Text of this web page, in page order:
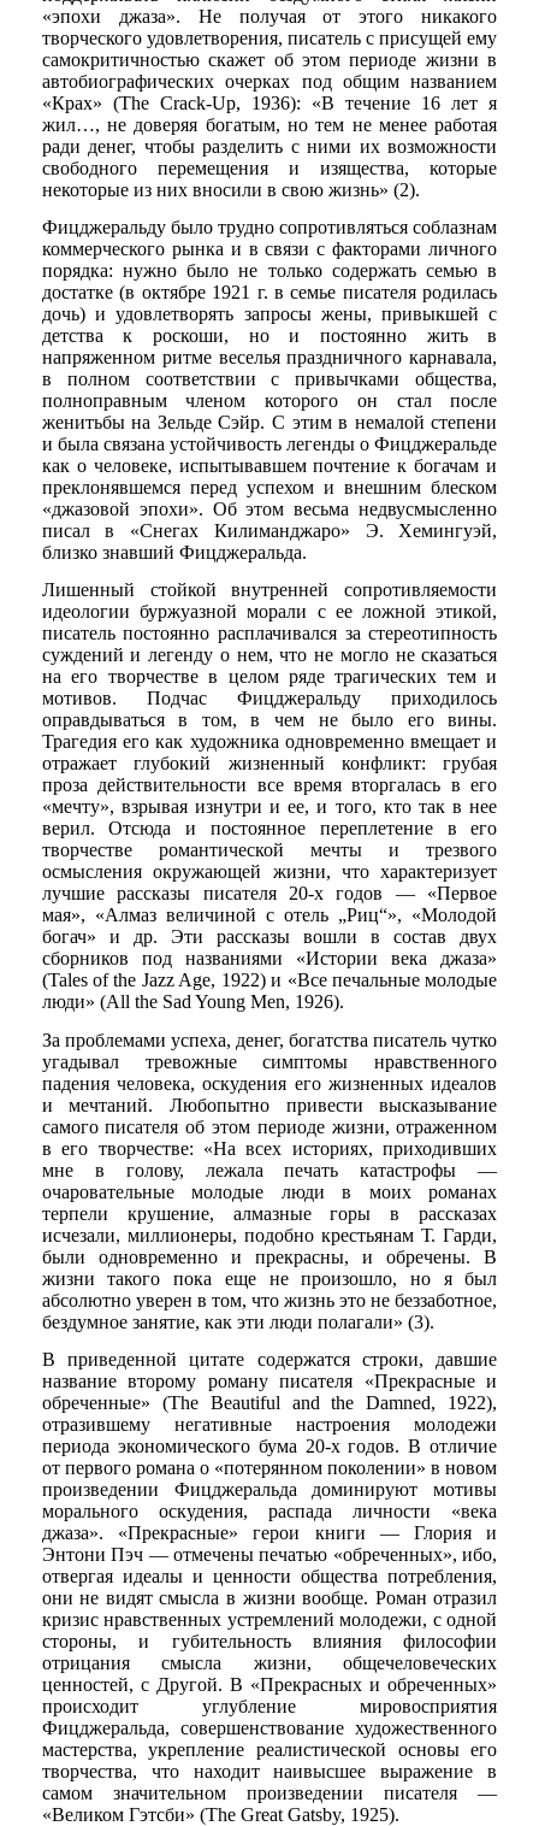
«эпохи джаза». Не получая от этого никакого
творческого удовлетворения, писатель с присущей ему
самокритичностью скажет об этом периоде жизни в
автобиографических очерках под общим названием
«Крах» (The Crack-Up, 1936): «В течение 16 лет я
жил…, не доверяя богатым, но тем не менее работая
ради денег, чтобы разделить с ними их возможности
свободного перемещения и изящества, которые
некоторые из них вносили в свою жизнь» (2).
Фицджеральду было трудно сопротивляться соблазнам
коммерческого рынка и в связи с факторами личного
порядка: нужно было не только содержать семью в
достатке (в октябре 1921 г. в семье писателя родилась
дочь) и удовлетворять запросы жены, привыкшей с
детства к роскоши, но и постоянно жить в
напряженном ритме веселья праздничного карнавала,
в полном соответствии с привычками общества,
полноправным членом которого он стал после
женитьбы на Зельде Сэйр. С этим в немалой степени
и была связана устойчивость легенды о Фицджеральде
как о человеке, испытывавшем почтение к богачам и
преклонявшемся перед успехом и внешним блеском
«джазовой эпохи». Об этом весьма недвусмысленно
писал в «Снегах Килиманджаро» Э. Хемингуэй,
близко знавший Фицджеральда.
Лишенный стойкой внутренней сопротивляемости
идеологии буржуазной морали с ее ложной этикой,
писатель постоянно расплачивался за стереотипность
суждений и легенду о нем, что не могло не сказаться
на его творчестве в целом ряде трагических тем и
мотивов. Подчас Фицджеральду приходилось
оправдываться в том, в чем не было его вины.
Трагедия его как художника одновременно вмещает и
отражает глубокий жизненный конфликт: грубая
проза действительности все время вторгалась в его
«мечту», взрывая изнутри и ее, и того, кто так в нее
верил. Отсюда и постоянное переплетение в его
творчестве романтической мечты и трезвого
осмысления окружающей жизни, что характеризует
лучшие рассказы писателя 20-х годов — «Первое
мая», «Алмаз величиной с отель „Риц“», «Молодой
богач» и др. Эти рассказы вошли в состав двух
сборников под названиями «Истории века джаза»
(Tales of the Jazz Age, 1922) и «Все печальные молодые
люди» (All the Sad Young Men, 1926).
За проблемами успеха, денег, богатства писатель чутко
угадывал тревожные симптомы нравственного
падения человека, оскудения его жизненных идеалов
и мечтаний. Любопытно привести высказывание
самого писателя об этом периоде жизни, отраженном
в его творчестве: «На всех историях, приходивших
мне в голову, лежала печать катастрофы —
очаровательные молодые люди в моих романах
терпели крушение, алмазные горы в рассказах
исчезали, миллионеры, подобно крестьянам Т. Гарди,
были одновременно и прекрасны, и обречены. В
жизни такого пока еще не произошло, но я был
абсолютно уверен в том, что жизнь это не беззаботное,
бездумное занятие, как эти люди полагали» (3).
В приведенной цитате содержатся строки, давшие
название второму роману писателя «Прекрасные и
обреченные» (The Beautiful and the Damned, 1922),
отразившему негативные настроения молодежи
периода экономического бума 20-х годов. В отличие
от первого романа о «потерянном поколении» в новом
произведении Фицджеральда доминируют мотивы
морального оскудения, распада личности «века
джаза». «Прекрасные» герои книги — Глория и
Энтони Пэч — отмечены печатью «обреченных», ибо,
отвергая идеалы и ценности общества потребления,
они не видят смысла в жизни вообще. Роман отразил
кризис нравственных устремлений молодежи, с одной
стороны, и губительность влияния философии
отрицания смысла жизни, общечеловеческих
ценностей, с Другой. В «Прекрасных и обреченных»
происходит углубление мировосприятия
Фицджеральда, совершенствование художественного
мастерства, укрепление реалистической основы его
творчества, что находит наивысшее выражение в
самом значительном произведении писателя —
«Великом Гэтсби» (The Great Gatsby, 1925).